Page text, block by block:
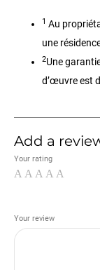
1 Au
une
2Une
d’œuvre est
Add a
Your rating
Your review